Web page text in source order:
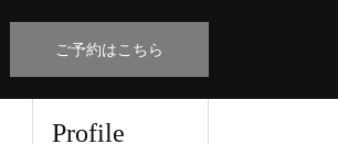
ご予約はこちら
Profile